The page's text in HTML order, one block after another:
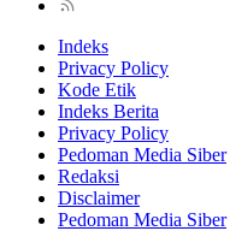
Indeks
Privacy Policy
Kode Etik
Indeks Berita
Privacy Policy
Pedoman Media Siber
Redaksi
Disclaimer
Pedoman Media Siber